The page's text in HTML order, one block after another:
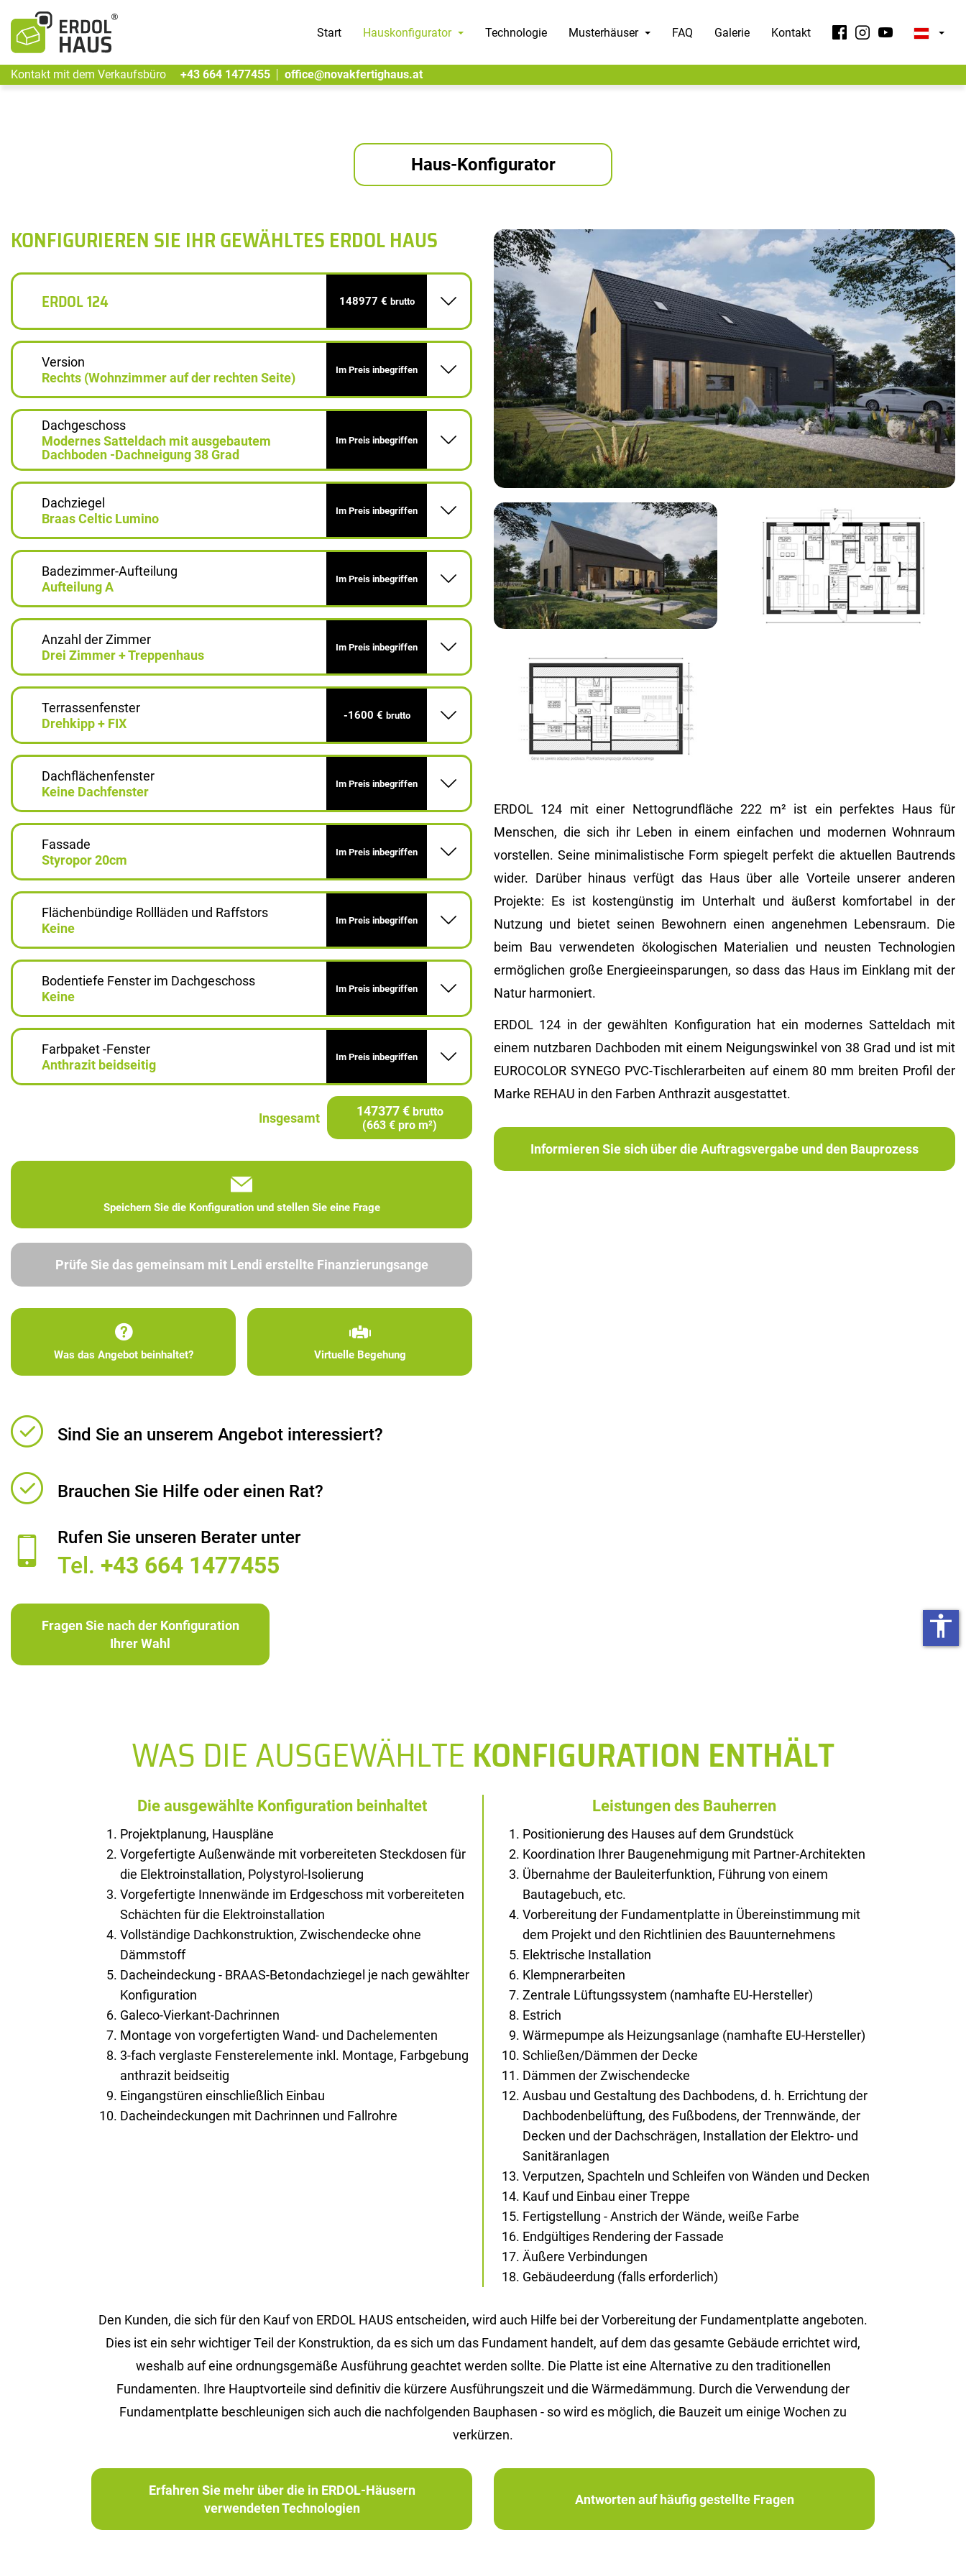
Start Hauskonfigurator Technologie Musterhäuser FAQ Galerie Kontakt
Kontakt mit dem Verkaufsbüro +43 664 1477455 office@novakfertighaus.at
Haus-Konfigurator
ERDOL 124 mit einer Nettogrundfläche 222 m² ist ein perfektes Haus für
Menschen, die sich ihr Leben in einem einfachen und modernen Wohnraum
vorstellen. Seine minimalistische Form spiegelt perfekt die aktuellen Bautrends
wider. Darüber hinaus verfügt das Haus über alle Vorteile unserer anderen
Projekte: Es ist kostengünstig im Unterhalt und äußerst komfortabel in der
Nutzung und bietet seinen Bewohnern einen angenehmen Lebensraum. Die
beim Bau verwendeten ökologischen Materialien und neusten Technologien
ermöglichen große Energieeinsparungen, so dass das Haus im Einklang mit der
Natur harmoniert.
ERDOL 124 in der gewählten Konfiguration hat ein modernes Satteldach mit
einem nutzbaren Dachboden mit einem Neigungswinkel von 38 Grad und ist mit
EUROCOLOR SYNEGO PVC-Tischlerarbeiten auf einem 80 mm breiten Profil der
Marke REHAU in den Farben Anthrazit ausgestattet.
Informieren Sie sich über die Auftragsvergabe und den Bauprozess
KONFIGURIEREN SIE IHR GEWÄHLTES ERDOL HAUS
ERDOL 124 148977 € brutto
Version
Rechts (Wohnzimmer auf der rechten Seite)
Im Preis inbegriffen
Dachgeschoss
Modernes Satteldach mit ausgebautem
Dachboden -Dachneigung 38 Grad
Im Preis inbegriffen
Dachziegel
Braas Celtic Lumino
Im Preis inbegriffen
Badezimmer-Aufteilung
Aufteilung A
Im Preis inbegriffen
Anzahl der Zimmer
Drei Zimmer + Treppenhaus
Im Preis inbegriffen
Terrassenfenster
Drehkipp + FIX
-1600 € brutto
Dachflächenfenster
Keine Dachfenster
Im Preis inbegriffen
Fassade
Styropor 20cm
Im Preis inbegriffen
Flächenbündige Rollläden und Raffstors
Keine
Im Preis inbegriffen
Bodentiefe Fenster im Dachgeschoss
Keine
Im Preis inbegriffen
Farbpaket -Fenster
Anthrazit beidseitig
Im Preis inbegriffen
Insgesamt 147377 € brutto
(663 € pro m²)
Speichern Sie die Konfiguration und stellen Sie eine Frage
Prüfe Sie das gemeinsam mit Lendi erstellte Finanzierungsange
Was das Angebot beinhaltet? Virtuelle Begehung
Sind Sie an unserem Angebot interessiert?
Brauchen Sie Hilfe oder einen Rat?
Rufen Sie unseren Berater unter
Tel. +43 664 1477455
Fragen Sie nach der Konfiguration
Ihrer Wahl
WAS DIE AUSGEWÄHLTE KONFIGURATION ENTHÄLT
Die ausgewählte Konfiguration beinhaltet
Projektplanung, Hauspläne
Vorgefertigte Außenwände mit vorbereiteten Steckdosen für
die Elektroinstallation, Polystyrol-Isolierung
Vorgefertigte Innenwände im Erdgeschoss mit vorbereiteten
Schächten für die Elektroinstallation
Vollständige Dachkonstruktion, Zwischendecke ohne
Dämmstoff
Dacheindeckung - BRAAS-Betondachziegel je nach gewählter
Konfiguration
Galeco-Vierkant-Dachrinnen
Montage von vorgefertigten Wand- und Dachelementen
3-fach verglaste Fensterelemente inkl. Montage, Farbgebung
anthrazit beidseitig
Eingangstüren einschließlich Einbau
Dacheindeckungen mit Dachrinnen und Fallrohre
Leistungen des Bauherren
Positionierung des Hauses auf dem Grundstück
Koordination Ihrer Baugenehmigung mit Partner-Architekten
Übernahme der Bauleiterfunktion, Führung von einem
Bautagebuch, etc.
Vorbereitung der Fundamentplatte in Übereinstimmung mit
dem Projekt und den Richtlinien des Bauunternehmens
Elektrische Installation
Klempnerarbeiten
Zentrale Lüftungssystem (namhafte EU-Hersteller)
Estrich
Wärmepumpe als Heizungsanlage (namhafte EU-Hersteller)
Schließen/Dämmen der Decke
Dämmen der Zwischendecke
Ausbau und Gestaltung des Dachbodens, d. h. Errichtung der
Dachbodenbelüftung, des Fußbodens, der Trennwände, der
Decken und der Dachschrägen, Installation der Elektro- und
Sanitäranlagen
Verputzen, Spachteln und Schleifen von Wänden und Decken
Kauf und Einbau einer Treppe
Fertigstellung - Anstrich der Wände, weiße Farbe
Endgültiges Rendering der Fassade
Äußere Verbindungen
Gebäudeerdung (falls erforderlich)
Den Kunden, die sich für den Kauf von ERDOL HAUS entscheiden, wird auch Hilfe bei der Vorbereitung der Fundamentplatte angeboten.
Dies ist ein sehr wichtiger Teil der Konstruktion, da es sich um das Fundament handelt, auf dem das gesamte Gebäude errichtet wird,
weshalb auf eine ordnungsgemäße Ausführung geachtet werden sollte. Die Platte ist eine Alternative zu den traditionellen
Fundamenten. Ihre Hauptvorteile sind definitiv die kürzere Ausführungszeit und die Wärmedämmung. Durch die Verwendung der
Fundamentplatte beschleunigen sich auch die nachfolgenden Bauphasen - so wird es möglich, die Bauzeit um einige Wochen zu
verkürzen.
Erfahren Sie mehr über die in ERDOL-Häusern
verwendeten Technologien
Antworten auf häufig gestellte Fragen
accessibility